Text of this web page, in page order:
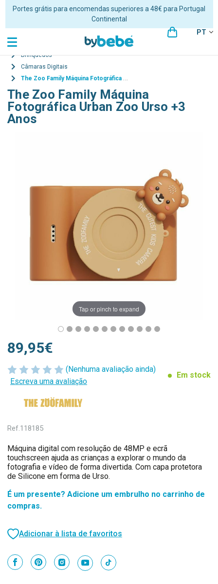
Portes grátis para encomendas superiores a 48€ para Portugal
Continental
PT
Brinquedos
Câmaras Digitais
The Zoo Family Máquina Fotográfica Urban Zoo Urso +3 Anos
The Zoo Family Máquina
Fotográfica Urban Zoo Urso +3
Anos
Tap or pinch to expand
(Nenhuma avaliação ainda)
Escreva uma avaliação
Em stock
89,95€
Ref.118185
Máquina digital com resolução de 48MP e ecrã
touchscreen ajuda as crianças a explorar o mundo da
fotografia e vídeo de forma divertida. Com capa protetora
de Silicone em forma de Urso.
É um presente? Adicione um embrulho no carrinho de
compras.
Adicionar à lista de favoritos